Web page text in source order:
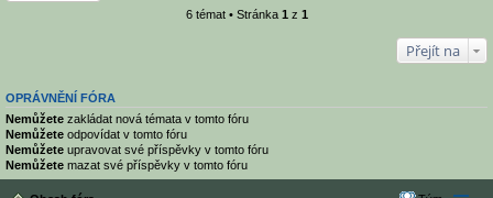
6 témat • Stránka 1 z 1
Přejít na
OPRÁVNĚNÍ FÓRA
Nemůžete zakládat nová témata v tomto fóru
Nemůžete odpovídat v tomto fóru
Nemůžete upravovat své příspěvky v tomto fóru
Nemůžete mazat své příspěvky v tomto fóru